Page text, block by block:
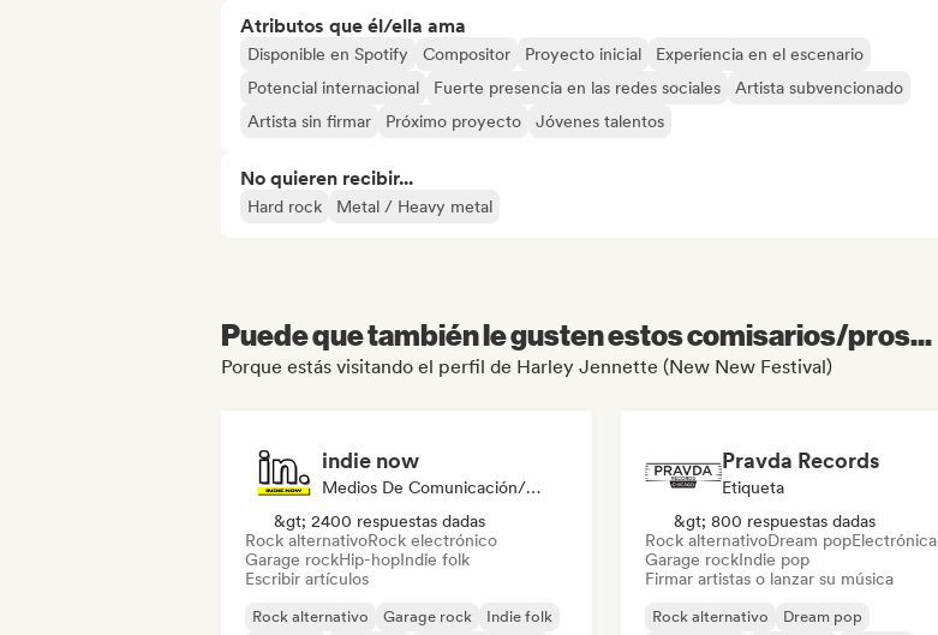
Atributos que él/ella ama
Disponible en Spotify Compositor Proyecto inicial
Experiencia en el escenario
Potencial internacional
Fuerte presencia en las redes sociales
Artista subvencionado
Artista sin firmar
Próximo proyecto Jóvenes talentos
No quieren recibir...
Hard rock Metal / Heavy metal
Puede que también le gusten estos comisarios/pros...
Porque estás visitando el perfil de Harley Jennette (New New Festival)
indie now
Medios De Comunicación/Periodista
&gt; 2400 respuestas dadas
Rock alternativoRock electrónico
Garage rockHip-hopIndie folk
Escribir artículos
Rock alternativo Garage rock
Indie folk
Pravda Records
Etiqueta
&gt; 800 respuestas dadas
Rock alternativoDream popElectrónica
Garage rockIndie pop
Firmar artistas o lanzar su música
Rock alternativo
Dream pop